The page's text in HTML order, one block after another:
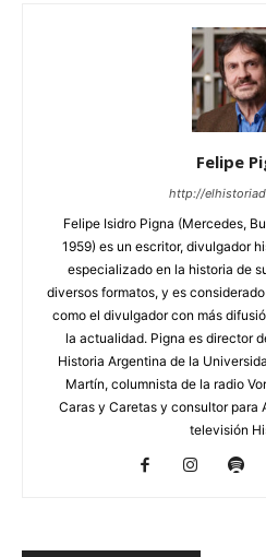
Felipe
http://
Felipe Isidro Pigna (Mercedes,
1959) es un escritor, divulgador
especializado en la historia de
diversos formatos, y es
como el divulgador con más
la actualidad. Pigna es director
Historia Argentina de la
Martín, columnista de la radio
Caras y Caretas y consultor para
televisión